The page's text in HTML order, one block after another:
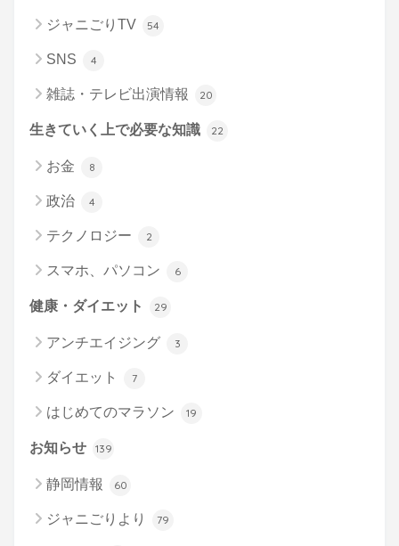
ジャニごりTV 54
SNS 4
雑誌・テレビ出演情報 20
生きていく上で必要な知識 22
お金 8
政治 4
テクノロジー 2
スマホ、パソコン 6
健康・ダイエット 29
アンチエイジング 3
ダイエット 7
はじめてのマラソン 19
お知らせ 139
静岡情報 60
ジャニごりより 79